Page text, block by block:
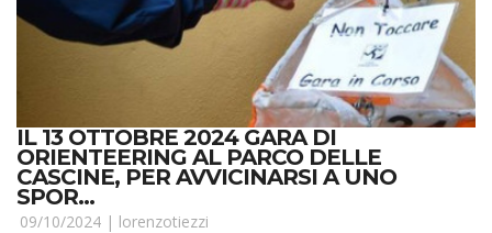
IL 13 OTTOBRE 2024 GARA DI
ORIENTEERING AL PARCO DELLE
CASCINE, PER AVVICINARSI A UNO
SPOR...
09/10/2024 | lorenzotiezzi